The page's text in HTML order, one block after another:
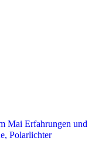
Mai Erfahrungen und
Polarlichter